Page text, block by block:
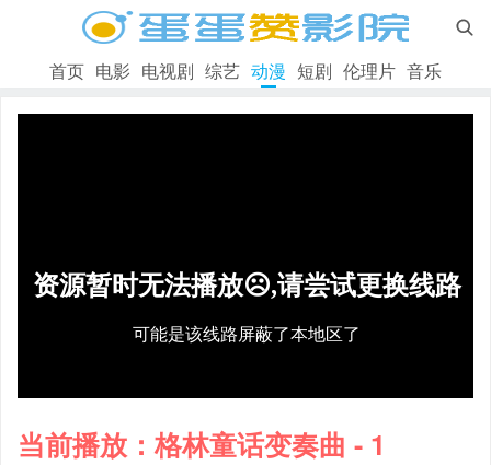

首页 电影 电视剧 综艺 动漫 短剧 伦理片 音乐
当前播放：格林童话变奏曲 - 1